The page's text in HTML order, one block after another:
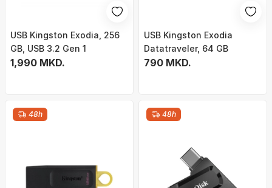
USB Kingston Exodia, 256
GB, USB 3.2 Gen 1
1,990 MKD.
USB Kingston Exodia
Datatraveler, 64 GB
790 MKD.
48h 48h